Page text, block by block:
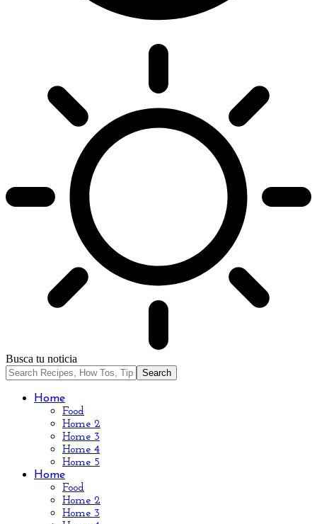
Busca tu noticia
Home
Food
Home 2
Home 3
Home 4
Home 5
Home
Food
Home 2
Home 3